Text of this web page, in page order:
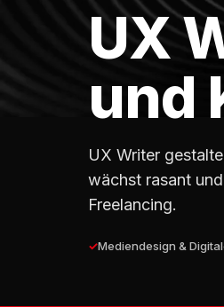
UX
und
UX Writer
wächst rasant
Freelancing.
Mediendesign &